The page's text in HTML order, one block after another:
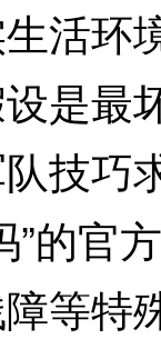
活环
是最
技巧
”的官
等特